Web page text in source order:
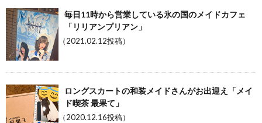
毎日11時から営業している氷の国のメイドカフェ
「リリアンプリアン」
（2021.02.12投稿）
ロングスカートの和装メイドさんがお出迎え「メイ
ド喫茶 最果て」
（2020.12.16投稿）